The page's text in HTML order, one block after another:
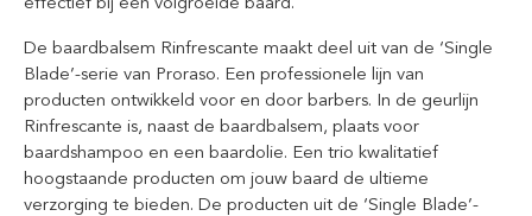
De baardbalsem Rinfrescante maakt deel uit van de ‘Single
Blade’-serie van Proraso. Een professionele lijn van
producten ontwikkeld voor en door barbers. In de geurlijn
Rinfrescante is, naast de baardbalsem, plaats voor
baardshampoo en een baardolie. Een trio kwalitatief
hoogstaande producten om jouw baard de ultieme
verzorging te bieden. De producten uit de ‘Single Blade’-